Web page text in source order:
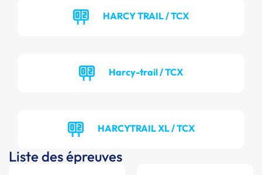
HARCY TRAIL / TCX
Harcy-trail / TCX
HARCYTRAIL XL / TCX
Liste des épreuves